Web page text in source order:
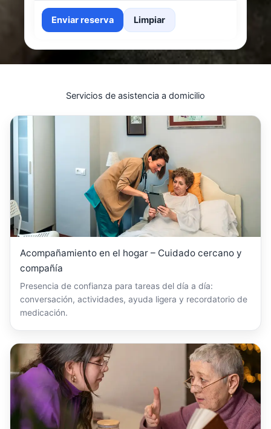
Enviar reserva Limpiar
Servicios de asistencia a domicilio
Acompañamiento en el hogar – Cuidado cercano y
compañía
Presencia de confianza para tareas del día a día:
conversación, actividades, ayuda ligera y recordatorio de
medicación.